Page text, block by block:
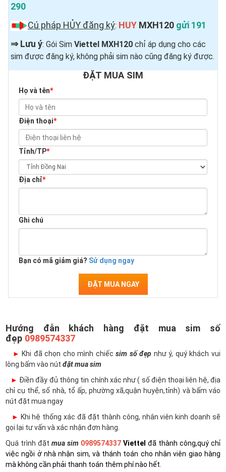
290
Cú pháp HỦY đăng ký: HUY MXH120 gửi 191
⇒ Lưu ý: Gói Sim Viettel MXH120 chỉ áp dụng cho các
sim được đăng ký, không phải sim nào cũng đăng ký được.
ĐẶT MUA SIM
Họ và tên*
Điện thoại*
Tỉnh/TP*
Địa chỉ*
Ghi chú
Bạn có mã giảm giá? Sử dụng ngay
ĐẶT MUA NGAY
Hướng đẫn khách hàng đặt mua sim số
đẹp 0989574337
► Khi đã chọn cho mình chiếcsim số đẹp như ý, quý khách vui
lòng bấm vào nút đặt mua sim
► Điền đầy đủ thông tin chính xác như ( số điện thoại liên hệ, địa
chỉ cụ thể, số nhà, tổ ấp, phường xã,quận huyện,tỉnh) và bấm váo
nút đặt mua ngay
► Khi hệ thống xác đã đặt thành công, nhân viên kinh doanh sẽ
gọi lại tư vấn và xác nhận đơn hàng.
Quá trình đặt mua sim 0989574337 Viettel đã thành công,quý chỉ
việc ngồi ở nhà nhận sim, và thánh toán cho nhân viên giao hàng
mà không cần phải thanh toán thêm phí nào hết.